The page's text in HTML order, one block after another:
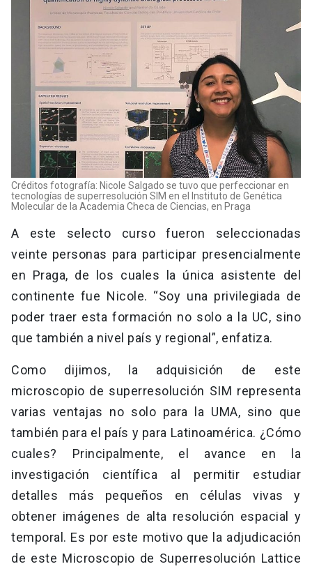
Créditos fotografía: Nicole Salgado se tuvo que perfeccionar en
tecnologías de superresolución SIM en el Instituto de Genética
Molecular de la Academia Checa de Ciencias, en Praga
A este selecto curso fueron seleccionadas
veinte personas para participar presencialmente
en Praga, de los cuales la única asistente del
continente fue Nicole. “Soy una privilegiada de
poder traer esta formación no solo a la UC, sino
que también a nivel país y regional”, enfatiza.
Como dijimos, la adquisición de este
microscopio de superresolución SIM representa
varias ventajas no solo para la UMA, sino que
también para el país y para Latinoamérica. ¿Cómo
cuales? Principalmente, el avance en la
investigación científica al permitir estudiar
detalles más pequeños en células vivas y
obtener imágenes de alta resolución espacial y
temporal. Es por este motivo que la adjudicación
de este Microscopio de Superresolución Lattice